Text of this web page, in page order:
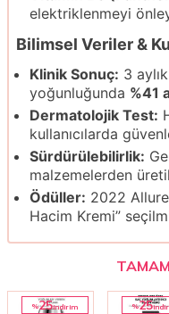
elektriklenmeyi
Bilimsel Veriler &
Klinik Sonuç: 3
yoğunluğunda %41
Dermatolojik Test:
kullanıcılarda
Sürdürülebilirlik:
malzemelerden
Ödüller: 2022
Hacim Kremi”
%25i̇ndirim %25